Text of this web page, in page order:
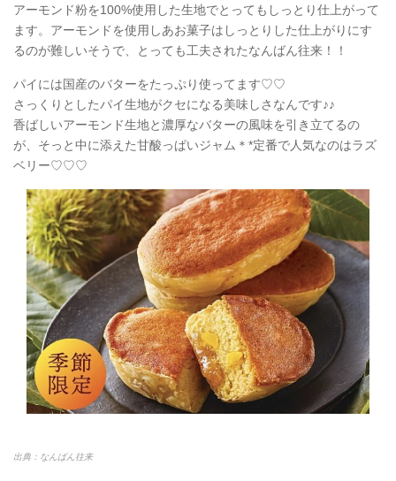
アーモンド粉を100%使用した生地でとってもしっとり仕上がって
ます。アーモンドを使用しあお菓子はしっとりした仕上がりにす
るのが難しいそうで、とっても工夫されたなんばん往来！！
パイには国産のバターをたっぷり使ってます♡♡
さっくりとしたパイ生地がクセになる美味しさなんです♪♪
香ばしいアーモンド生地と濃厚なバターの風味を引き立てるの
が、そっと中に添えた甘酸っぱいジャム＊*定番で人気なのはラズ
ベリー♡♡♡
出典：なんばん往来